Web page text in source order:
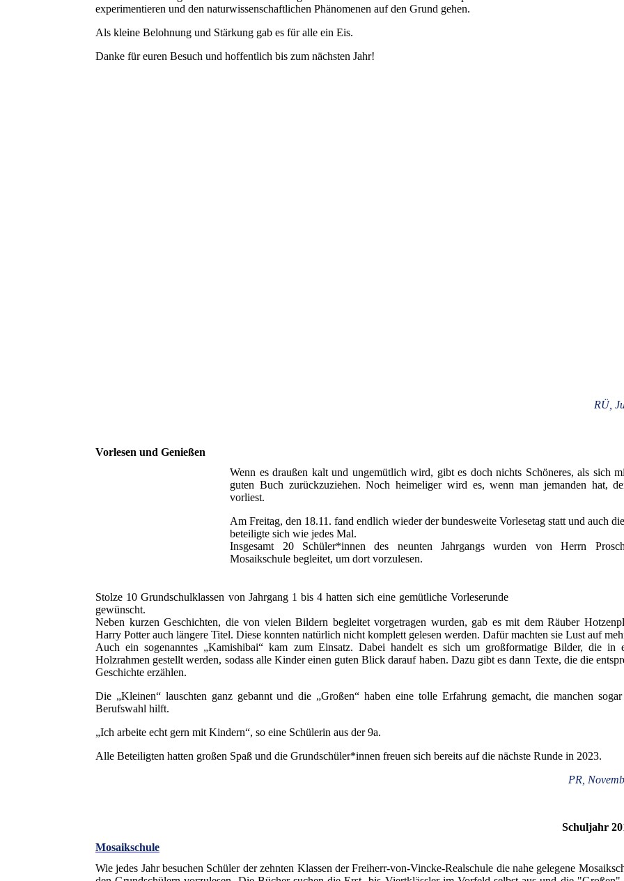
experimentieren und den naturwissenschaftlichen Phänomenen auf den Grund gehen.
Als kleine Belohnung und Stärkung gab es für alle ein Eis.
Danke für euren Besuch und hoffentlich bis zum nächsten Jahr!
RÜ,
Vorlesen und Genießen
Wenn es draußen kalt und ungemütlich wird, gibt es doch nichts Schöneres, als sich
guten Buch zurückzuziehen. Noch heimeliger wird es, wenn man jemanden hat,
vorliest.
Am Freitag, den 18.11. fand endlich wieder der bundesweite Vorlesetag statt und auch
beteiligte sich wie jedes Mal.
Insgesamt 20 Schüler*innen des neunten Jahrgangs wurden von Herrn
Mosaikschule begleitet, um dort vorzulesen.
Stolze 10 Grundschulklassen von Jahrgang 1 bis 4 hatten sich eine gemütliche Vorleserunde
gewünscht.
Neben kurzen Geschichten, die von vielen Bildern begleitet vorgetragen wurden, gab es mit dem Räuber
Harry Potter auch längere Titel. Diese konnten natürlich nicht komplett gelesen werden. Dafür machten sie Lust auf
Auch ein sogenanntes „Kamishibai“ kam zum Einsatz. Dabei handelt es sich um großformatige Bilder, die in
Holzrahmen gestellt werden, sodass alle Kinder einen guten Blick darauf haben. Dazu gibt es dann Texte, die die
Geschichte erzählen.
Die „Kleinen“ lauschten ganz gebannt und die „Großen“ haben eine tolle Erfahrung gemacht, die manchen
Berufswahl hilft.
„Ich arbeite echt gern mit Kindern“, so eine Schülerin aus der 9a.
Alle Beteiligten hatten großen Spaß und die Grundschüler*innen freuen sich bereits auf die nächste Runde in 2023.
PR,
Schuljahr
Mosaikschule
Wie jedes Jahr besuchen Schüler der zehnten Klassen der Freiherr-von-Vincke-Realschule die nahe gelegene